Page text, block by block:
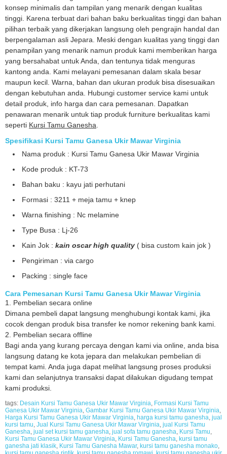
konsep minimalis dan tampilan yang menarik dengan kualitas
tinggi. Karena terbuat dari bahan baku berkualitas tinggi dan bahan
pilihan terbaik yang dikerjakan langsung oleh pengrajin handal dan
berpengalaman asli Jepara. Meski dengan kualitas yang tinggi dan
penampilan yang menarik namun produk kami memberikan harga
yang bersahabat untuk Anda, dan tentunya tidak menguras
kantong anda. Kami melayani pemesanan dalam skala besar
maupun kecil. Warna, bahan dan ukuran produk bisa disesuaikan
dengan kebutuhan anda. Hubungi customer service kami untuk
detail produk, info harga dan cara pemesanan. Dapatkan
penawaran menarik untuk tiap produk furniture berkualitas kami
seperti Kursi Tamu Ganesha
Spesifikasi Kursi Tamu Ganesa Ukir Mawar Virginia
Nama produk : Kursi Tamu Ganesa Ukir Mawar Virginia
Kode produk : KT-73
Bahan baku : kayu jati perhutani
Formasi : 3211 + meja tamu + knep
Warna finishing : Nc melamine
Type Busa : Lj-26
Kain Jok : kain oscar high quality ( bisa custom kain jok )
Pengiriman : via cargo
Packing : single face
Cara Pemesanan Kursi Tamu Ganesa Ukir Mawar Virginia
1. Pembelian secara online
Dimana pembeli dapat langsung menghubungi kontak kami, jika
cocok dengan produk bisa transfer ke nomor rekening bank kami.
2. Pembelian secara offline
Bagi anda yang kurang percaya dengan kami via online, anda bisa
langsung datang ke kota jepara dan melakukan pembelian di
tempat kami. Anda juga dapat melihat langsung proses produksi
kami dan selanjutnya transaksi dapat dilakukan digudang tempat
kami produksi.
tags: Desain Kursi Tamu Ganesa Ukir Mawar Virginia, Formasi Kursi Tamu
Ganesa Ukir Mawar Virginia, Gambar Kursi Tamu Ganesa Ukir Mawar Virginia,
Harga Kursi Tamu Ganesa Ukir Mawar Virginia, harga kursi tamu ganesha, jual
kursi tamu, Jual Kursi Tamu Ganesa Ukir Mawar Virginia, jual Kursi Tamu
Ganesha, jual set kursi tamu ganesha, jual sofa tamu ganesha, Kursi Tamu,
Kursi Tamu Ganesa Ukir Mawar Virginia, Kursi Tamu Ganesha, kursi tamu
ganesha jati klasik, Kursi Tamu Ganesha Mawar, kursi tamu ganesha monako,